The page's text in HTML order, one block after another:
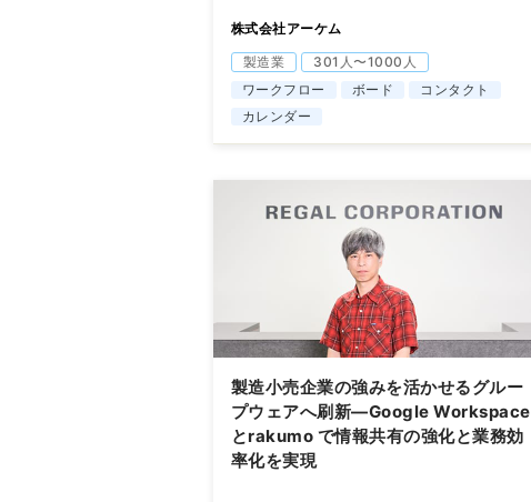
株式会社アーケム
製造業
301人〜1000人
ワークフロー
ボード
コンタクト
カレンダー
製造小売企業の強みを活かせるグルー
プウェアへ刷新―Google Workspace
とrakumo で情報共有の強化と業務効
率化を実現